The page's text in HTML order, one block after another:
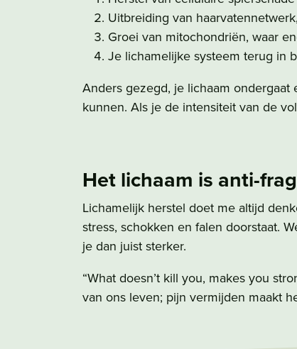
Uitbreiding van
Groei van mitochondriën, waar
Je lichamelijke systeem terug in
Anders gezegd, je lichaam
kunnen. Als je de intensiteit van de
Het lichaam is anti-
Lichamelijk herstel doet me altijd
stress, schokken en falen doorstaat.
je dan juist sterker.
“What doesn’t kill you, makes you
van ons leven; pijn vermijden maakt